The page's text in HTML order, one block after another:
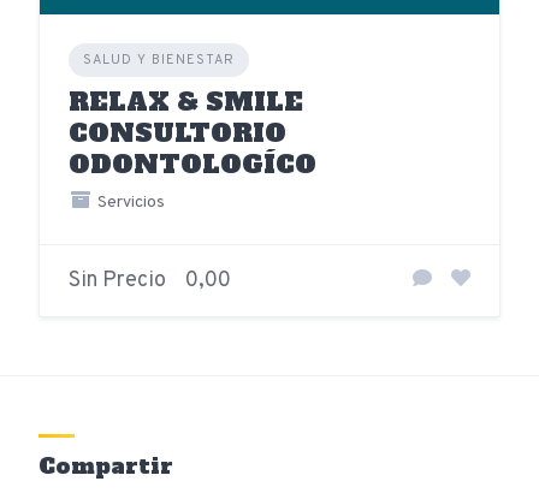
SALUD Y BIENESTAR
RELAX & SMILE
CONSULTORIO
ODONTOLOGÍCO
Servicios
Sin Precio 0,00
Compartir